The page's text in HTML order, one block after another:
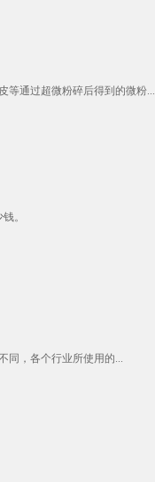
等通过超微粉碎后得到的微粉...
。
同，各个行业所使用的...